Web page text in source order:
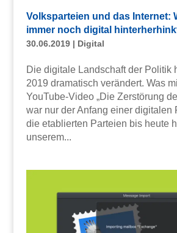
Volksparteien und das Internet:
immer noch digital
30.06.2019| Digital
Die digitale Landschaft der Politik
2019 dramatisch verändert. Was
YouTube-Video „Die Zerstörung
war nur der Anfang einer digitalen
die etablierten Parteien bis heute
unserem...